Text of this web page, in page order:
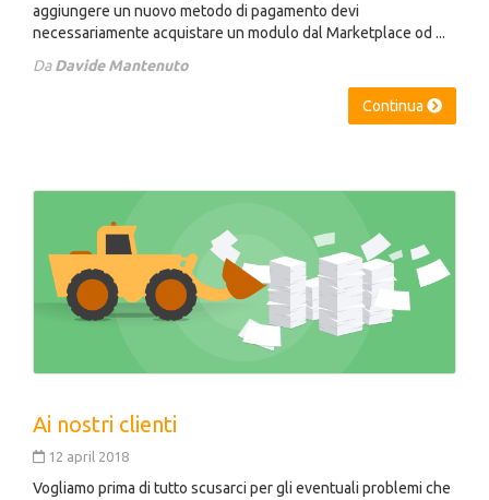
aggiungere un nuovo metodo di pagamento devi
necessariamente acquistare un modulo dal Marketplace od ...
DaDavide Mantenuto
Continua
Ai nostri clienti
12 april 2018
Vogliamo prima di tutto scusarci per gli eventuali problemi che